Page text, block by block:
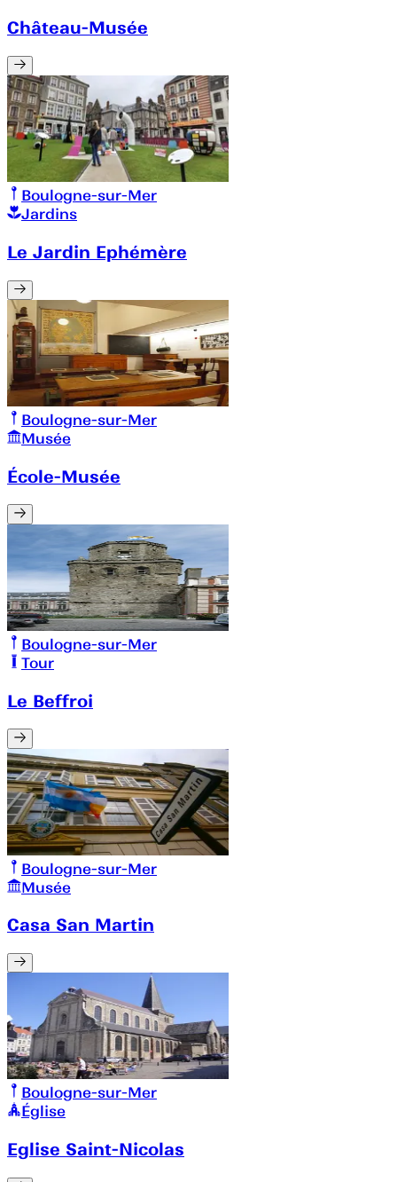
Château-Musée
Boulogne-sur-Mer
Jardins
Le Jardin Ephémère
Boulogne-sur-Mer
Musée
École-Musée
Boulogne-sur-Mer
Tour
Le Beffroi
Boulogne-sur-Mer
Musée
Casa San Martin
Boulogne-sur-Mer
Église
Eglise Saint-Nicolas